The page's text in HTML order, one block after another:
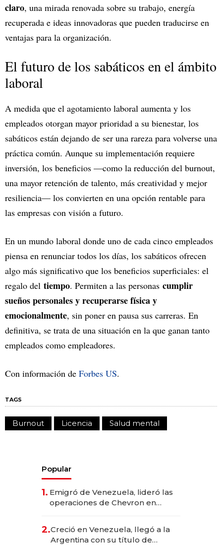
claro, una mirada renovada sobre su trabajo, energía
recuperada e ideas innovadoras que pueden traducirse en
ventajas para la organización.
El futuro de los sabáticos en el ámbito
laboral
A medida que el agotamiento laboral aumenta y los
empleados otorgan mayor prioridad a su bienestar, los
sabáticos están dejando de ser una rareza para volverse una
práctica común. Aunque su implementación requiere
inversión, los beneficios —como la reducción del burnout,
una mayor retención de talento, más creatividad y mejor
resiliencia— los convierten en una opción rentable para
las empresas con visión a futuro.
En un mundo laboral donde uno de cada cinco empleados
piensa en renunciar todos los días, los sabáticos ofrecen
algo más significativo que los beneficios superficiales: el
regalo del tiempo. Permiten a las personas cumplir
sueños personales y recuperarse física y
emocionalmente, sin poner en pausa sus carreras. En
definitiva, se trata de una situación en la que ganan tanto
empleados como empleadores.
Con información de Forbes US.
TAGS
Burnout Licencia Salud mental
Popular
1. Emigró de Venezuela, lideró las
operaciones de Chevron en
2.Creció en Venezuela, llegó a la
Argentina con su título de